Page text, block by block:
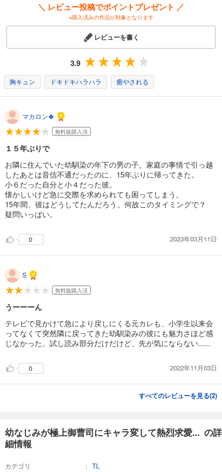
＼ レビュー投稿でポイントプレゼント ／
※購入済みの作品が対象となります
レビューを書く
3.9
胸キュン ドキドキハラハラ 癒やされる
マカロン🍀
無料版購入済
１５年ぶりで
お隣に住んでいた幼馴染の年下の男の子。家庭の事情で引っ越
したあとは音信不通だったのに、15年ぶりに帰ってきた。
小６だった自分と小４だった彼。
懐かしいけど急に交際を求められても困ってしまう。
15年間、彼はどうしてたんだろう。何故このタイミングで？
疑問いっぱい。
0 2023年03月11日
S
無料版購入済
うーーーん
テレビで見かけて急により戻しにくる元カレも、小学生以来会
ってなくて突然隣に戻ってきた幼馴染みの彼にも魅力さほど感
じなかった。試し読み部分だけだけど、先が気にならない......
0 2022年11月03日
すべてのレビューを見る(2)
幼なじみが極上御曹司にキャラ変して熱烈求愛... の詳
細情報
カテゴリ
TL